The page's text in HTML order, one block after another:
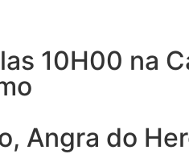
10H00 na
Angra do